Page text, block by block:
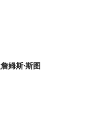
姆斯·斯图